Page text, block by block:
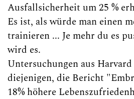
Ausfallsicherheit um 25 %
Es ist, als würde man einen
trainieren ... Je mehr du es
wird es.
Untersuchungen aus Harvard
diejenigen, die Bericht
18% höhere